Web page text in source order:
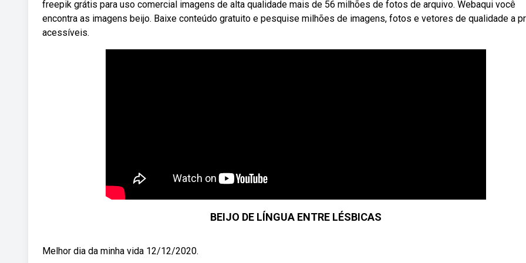
freepik grátis para uso comercial imagens de alta qualidade mais de 56 milhões de fotos de arquivo. Webaqui você
encontra as imagens beijo. Baixe conteúdo gratuito e pesquise milhões de imagens, fotos e vetores de qualidade a
acessíveis.
BEIJO DE LÍNGUA ENTRE LÉSBICAS
Melhor dia da minha vida 12/12/2020.